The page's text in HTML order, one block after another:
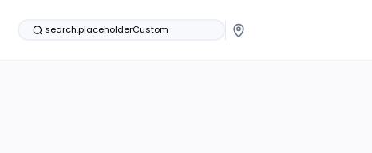
search.placeholderCustom